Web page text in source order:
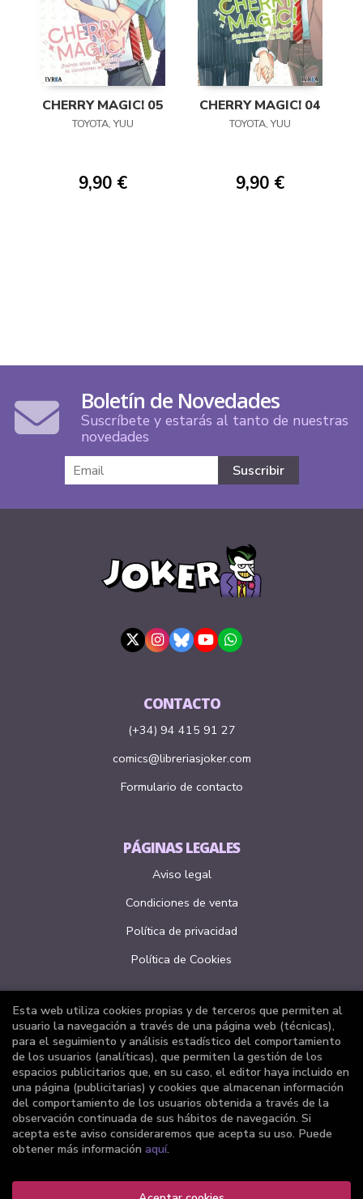
CHERRY MAGIC! 05
TOYOTA, YUU
9,90 €
CHERRY MAGIC! 04
TOYOTA, YUU
9,90 €
Boletín de Novedades
Suscríbete y estarás al tanto de nuestras
novedades
CONTACTO
(+34) 94 415 91 27
comics@libreriasjoker.com
Formulario de contacto
PÁGINAS LEGALES
Aviso legal
Condiciones de venta
Política de privacidad
Política de Cookies
ATENCIÓN AL CLIENTE
Quiénes somos
Pedidos especiales
Formulario de desistimiento
Esta web utiliza cookies propias y de terceros que permiten al
usuario la navegación a través de una página web (técnicas),
para el seguimiento y análisis estadístico del comportamiento
de los usuarios (analíticas), que permiten la gestión de los
espacios publicitarios que, en su caso, el editor haya incluido en
una página (publicitarias) y cookies que almacenan información
del comportamiento de los usuarios obtenida a través de la
observación continuada de sus hábitos de navegación. Si
acepta este aviso consideraremos que acepta su uso. Puede
obtener más información aquí.